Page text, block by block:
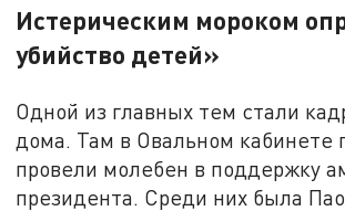
Истерическим мороком
убийство детей»
Одной из главных тем стали
дома. Там в Овальном кабинете
провели молебен в поддержку
президента. Среди них была